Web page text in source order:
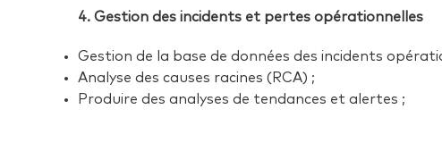
4. Gestion des incidents et pertes opérationnelles
Gestion de la base de données des incidents
Analyse des causes racines (RCA) ;
Produire des analyses de tendances et alertes ;